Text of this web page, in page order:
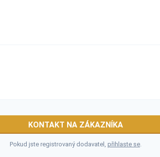
KONTAKT NA ZÁKAZNÍKA
Pokud jste registrovaný dodavatel, přihlaste se.